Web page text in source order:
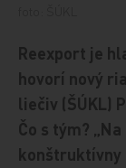
Reexport je
hovorí nový
liečiv (ŠÚKL)
Čo s tým?
konštruktívny